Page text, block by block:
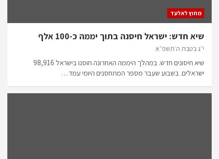
מחוץ לאלעד
שיא חדש: ישראל חיסנה בתוך יממה כ-100 אלף
י״ג בטבת ה׳תשפ״א
שיא חיסונים חדש. במהלך היממה האחרונה חוסנו בישראל 98,916
ישראלים. בשבוע שעבר מספר המתחסנים היומי עמד…